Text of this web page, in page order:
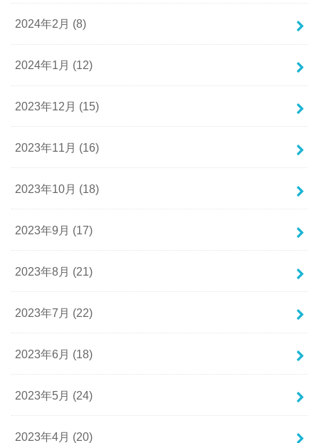
2024年2月 (8)
2024年1月 (12)
2023年12月 (15)
2023年11月 (16)
2023年10月 (18)
2023年9月 (17)
2023年8月 (21)
2023年7月 (22)
2023年6月 (18)
2023年5月 (24)
2023年4月 (20)